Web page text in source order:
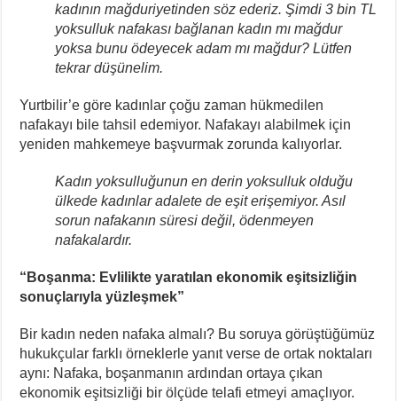
kadının mağduriyetinden söz ederiz. Şimdi 3 bin TL
yoksulluk nafakası bağlanan kadın mı mağdur
yoksa bunu ödeyecek adam mı mağdur? Lütfen
tekrar düşünelim.
Yurtbilir’e göre kadınlar çoğu zaman hükmedilen
nafakayı bile tahsil edemiyor. Nafakayı alabilmek için
yeniden mahkemeye başvurmak zorunda kalıyorlar.
Kadın yoksulluğunun en derin yoksulluk olduğu
ülkede kadınlar adalete de eşit erişemiyor. Asıl
sorun nafakanın süresi değil, ödenmeyen
nafakalardır.
“Boşanma: Evlilikte yaratılan ekonomik eşitsizliğin
sonuçlarıyla yüzleşmek”
Bir kadın neden nafaka almalı? Bu soruya görüştüğümüz
hukukçular farklı örneklerle yanıt verse de ortak noktaları
aynı: Nafaka, boşanmanın ardından ortaya çıkan
ekonomik eşitsizliği bir ölçüde telafi etmeyi amaçlıyor.